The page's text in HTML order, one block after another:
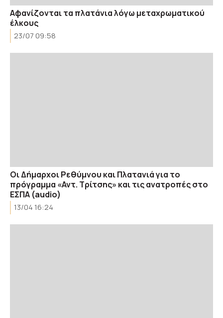
Αφανίζονται τα πλατάνια λόγω μεταχρωματικού
έλκους
23/07 09:58
Οι Δήμαρχοι Ρεθύμνου και Πλατανιά για το
πρόγραμμα «Αντ. Τρίτσης» και τις ανατροπές στο
ΕΣΠΑ (audio)
13/04 16:24